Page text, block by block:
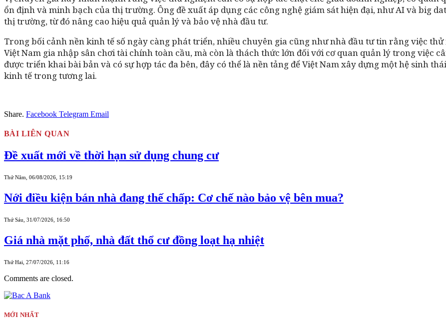
ổn định và minh bạch của thị trường. Ông đề xuất áp dụng các công nghệ giám sát hiện đại, như AI và big
thị trường, từ đó nâng cao hiệu quả quản lý và bảo vệ nhà đầu tư.
Trong bối cảnh nền kinh tế số ngày càng phát triển, nhiều chuyên gia cũng như nhà đầu tư tin rằng việc
Việt Nam gia nhập sân chơi tài chính toàn cầu, mà còn là thách thức lớn đối với cơ quan quản lý trong việc
được triển khai bài bản và có sự hợp tác đa bên, đây có thể là nền tảng để Việt Nam xây dựng một hệ sinh
kinh tế trong tương lai.
Share. Facebook Telegram Email
BÀI LIÊN QUAN
Đề xuất mới về thời hạn sử dụng chung cư
Thứ Năm, 06/08/2026, 15:19
Nới điều kiện bán nhà đang thế chấp: Cơ chế nào bảo vệ bên mua?
Thứ Sáu, 31/07/2026, 16:50
Giá nhà mặt phố, nhà đất thổ cư đồng loạt hạ nhiệt
Thứ Hai, 27/07/2026, 11:16
Comments are closed.
MỚI NHẤT